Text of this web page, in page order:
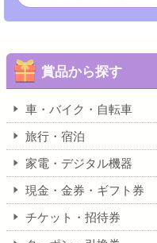
賞品から探す
車・バイク・自転車
旅行・宿泊
家電・デジタル機器
現金・金券・ギフト券
チケット・招待券